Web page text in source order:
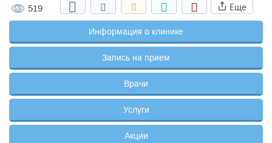
519
Еще
Информация о клинике
Запись на прием
Врачи
Услуги
Акции